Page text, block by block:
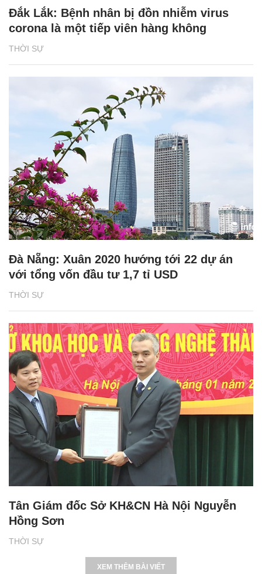
THỜI SỰ
Đắk Lắk: Bệnh nhân bị đồn nhiễm virus
corona là một tiếp viên hàng không
THỜI SỰ
Đà Nẵng: Xuân 2020 hướng tới 22 dự án
với tổng vốn đầu tư 1,7 tỉ USD
THỜI SỰ
Tân Giám đốc Sở KH&CN Hà Nội Nguyễn
Hồng Sơn
XEM THÊM BÀI VIẾT